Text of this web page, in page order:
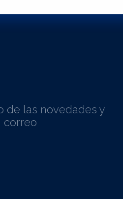
de las novedades y
correo